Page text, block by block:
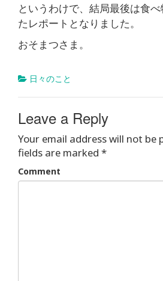
というわけで、結局最後は食
たレポートとなりました。
おそまつさま。
日々のこと
Leave a Reply
Your email address will not be
fields are marked *
Comment